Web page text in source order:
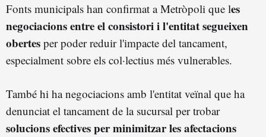
Fonts municipals han confirmat a Metròpoli que les
negociacions entre el consistori i l'entitat segueixen
obertes per poder reduir l'impacte del tancament,
especialment sobre els col·lectius més vulnerables.
També hi ha negociacions amb l'entitat veïnal que ha
denunciat el tancament de la sucursal per trobar
solucions efectives per minimitzar les afectacions